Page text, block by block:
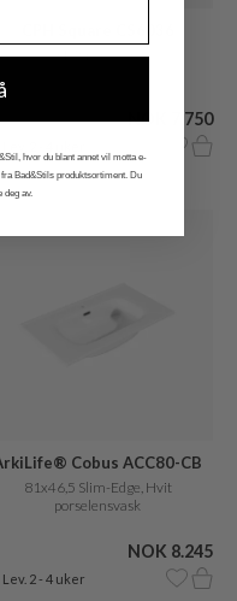
Hvit porselen
NOK 7.750
Cobus ACC80-CB
81x46,5 Slim-Edge, Hvit
porselensvask
NOK 8.245
Lev. 2 - 4 uker
hvor du blant annet vil motta e-
Bad&Stils produktsortiment. Du
deg av.